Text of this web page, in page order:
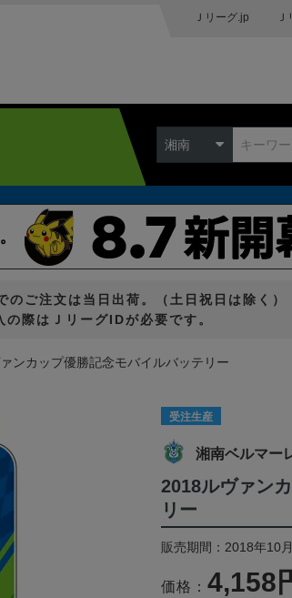
Ｊリーグ.jp
湘南
のご注文は当日出荷。（土日祝日は除く）
の際はＪリーグIDが必要です。
ンカップ優勝記念モバイルバッテリー
受注生産
湘南ベルマー
2018ルヴァン
リー
販売期間：2018年10
価格： 4,158